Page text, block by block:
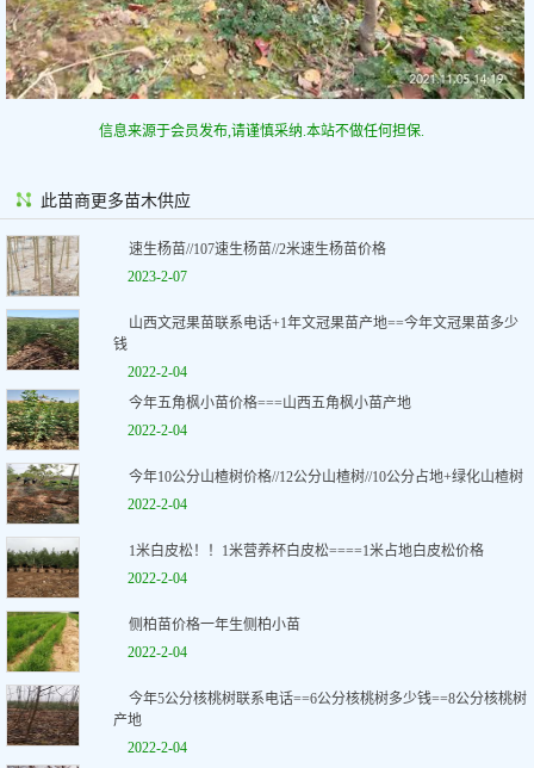
信息来源于会员发布,请谨慎采纳.本站不做任何担保.
此苗商更多苗木供应
速生杨苗//107速生杨苗//2米速生杨苗价格
2023-2-07
山西文冠果苗联系电话+1年文冠果苗产地==今年文冠果苗多少
钱
2022-2-04
今年五角枫小苗价格===山西五角枫小苗产地
2022-2-04
今年10公分山楂树价格//12公分山楂树//10公分占地+绿化山楂树
2022-2-04
1米白皮松！！1米营养杯白皮松====1米占地白皮松价格
2022-2-04
侧柏苗价格一年生侧柏小苗
2022-2-04
今年5公分核桃树联系电话==6公分核桃树多少钱==8公分核桃树
产地
2022-2-04